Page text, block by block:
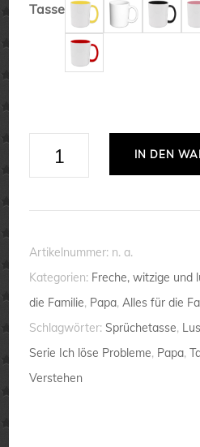
Tasse
Tasse
Ich
löse
Probleme
von
denen
...
IN DEN
Artikelnummer: n. a.
Kategorien: Freche, witzige und
die Familie, Papa,Alles für die
Schlagwörter:Sprüchetasse,
Serie Ich löse Probleme, Papa,
Verstehen